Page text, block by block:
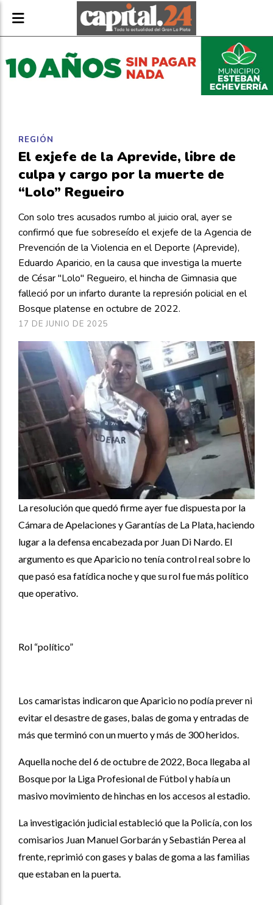
El exjefe de la Aprevide, libre de
culpa y cargo por la muerte de
“Lolo” Regueiro
Con solo tres acusados rumbo al juicio oral, ayer se
confirmó que fue sobreseído el exjefe de la Agencia de
Prevención de la Violencia en el Deporte (Aprevide),
Eduardo Aparicio, en la causa que investiga la muerte
de César "Lolo" Regueiro, el hincha de Gimnasia que
falleció por un infarto durante la represión policial en el
Bosque platense en octubre de 2022.
REGIÓN
17 DE JUNIO DE 2025
La resolución que quedó firme ayer fue dispuesta por la
Cámara de Apelaciones y Garantías de La Plata, haciendo
lugar a la defensa encabezada por Juan Di Nardo. El
argumento es que Aparicio no tenía control real sobre lo
que pasó esa fatídica noche y que su rol fue más político
que operativo.
Rol “político”
Los camaristas indicaron que Aparicio no podía prever ni
evitar el desastre de gases, balas de goma y entradas de
más que terminó con un muerto y más de 300 heridos.
Aquella noche del 6 de octubre de 2022, Boca llegaba al
Bosque por la Liga Profesional de Fútbol y había un
masivo movimiento de hinchas en los accesos al estadio.
La investigación judicial estableció que la Policía, con los
comisarios Juan Manuel Gorbarán y Sebastián Perea al
frente, reprimió con gases y balas de goma a las familias
que estaban en la puerta.